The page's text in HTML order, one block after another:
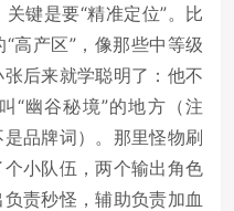
键是要“精准定位”。比
高产区”，像那些中等级
后来就学聪明了：他不
“幽谷秘境”的地方（注
品牌词）。那里怪物刷
小队伍，两个输出角色
责秒怪，辅助负责加血